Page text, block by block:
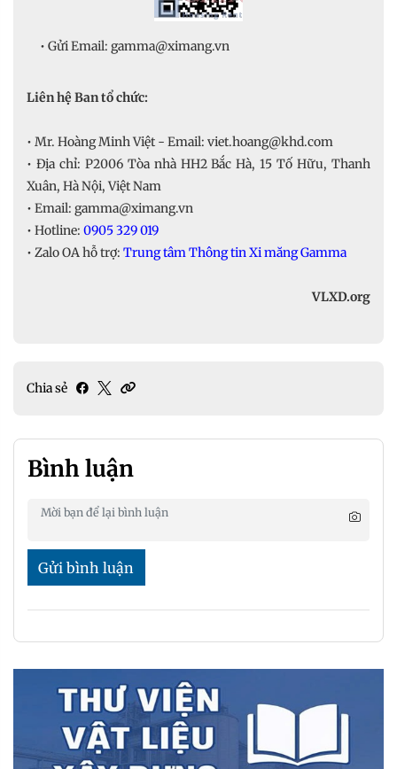
• Gửi Email: gamma@ximang.vn
Liên hệ Ban tổ chức:
• Mr. Hoàng Minh Việt - Email: viet.hoang@khd.com
• Địa chỉ: P2006 Tòa nhà HH2 Bắc Hà, 15 Tố Hữu, Thanh
Xuân, Hà Nội, Việt Nam
• Email: gamma@ximang.vn
• Hotline: 0905 329 019
• Zalo OA hỗ trợ: Trung tâm Thông tin Xi măng Gamma
VLXD.org
Chia sẻ
Bình luận
Gửi bình luận